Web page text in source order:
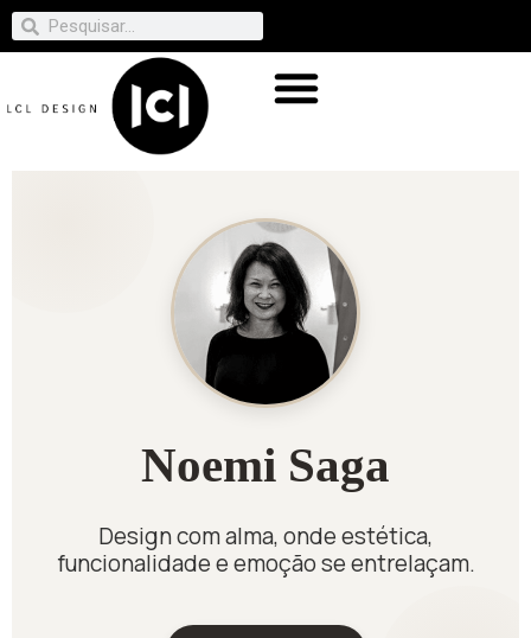
Noemi Saga
Design com alma, onde estética,
funcionalidade e emoção se entrelaçam.